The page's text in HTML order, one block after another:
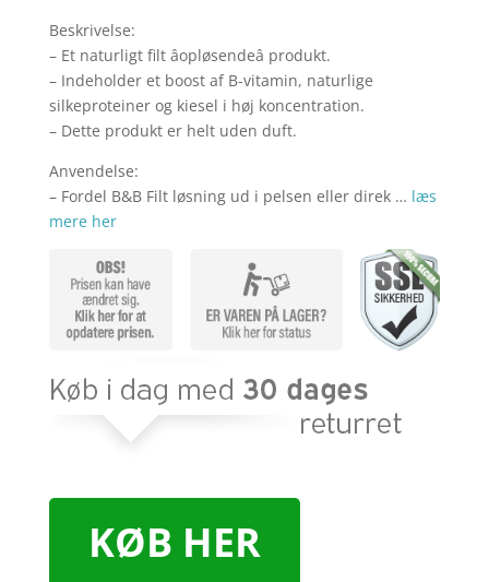
Beskrivelse:
– Et naturligt filt âopløsendeâ produkt.
– Indeholder et boost af B-vitamin, naturlige
silkeproteiner og kiesel i høj koncentration.
– Dette produkt er helt uden duft.
Anvendelse:
– Fordel B&B Filt løsning ud i pelsen eller direk … læs
mere her
KØB HER